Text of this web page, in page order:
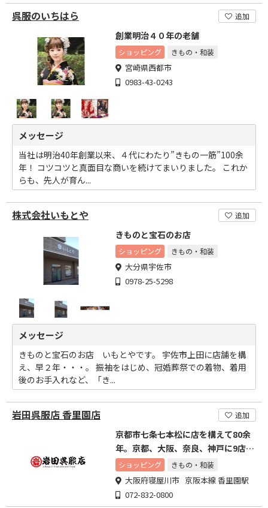
呉服のいちはら 追加
創業明治４０年の老舗
ショッピング きもの・和装
宮崎県西都市
0983-43-0243
メッセージ
当社は明治40年創業以来、４代にわたり”きもの一筋”100余
年！ コツコツと真面目な商いを続けてまいりました。 これか
らも、先人が育ん...
株式会社いもとや 追加
きものと宝石のお店
ショッピング きもの・和装
大分県宇佐市
0978-25-5298
メッセージ
きものと宝石のお店 いもとやです。 宇佐市上田に店舗を構
え、早２年・・・。 振袖をはじめ、冠婚葬祭での着物、着用
後のお手入れなど、「き...
岩田呉服店 香里園店 追加
京都市七条七本松に店を構えて80余
年。京都、大阪、奈良、神戸に9店舗
を構え頑張っております
ショッピング きもの・和装
大阪府寝屋川市 京阪本線 香里園駅
072-832-0800